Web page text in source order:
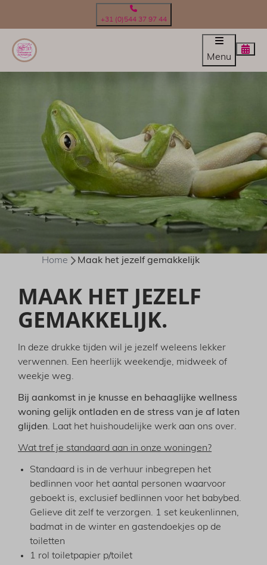
+31 (0)544 37 97 44
Menu
Home Maak het jezelf gemakkelijk
MAAK HET JEZELF
GEMAKKELIJK.
In deze drukke tijden wil je jezelf weleens lekker
verwennen. Een heerlijk weekendje, midweek of
weekje weg.
Bij aankomst in je knusse en behaaglijke wellness
woning gelijk ontladen en de stress van je af laten
glijden. Laat het huishoudelijke werk aan ons over.
Wat tref je standaard aan in onze woningen?
Standaard is in de verhuur inbegrepen het
bedlinnen voor het aantal personen waarvoor
geboekt is, exclusief bedlinnen voor het babybed.
Gelieve dit zelf te verzorgen. 1 set keukenlinnen,
badmat in de winter en gastendoekjes op de
toiletten
1 rol toiletpapier p/toilet